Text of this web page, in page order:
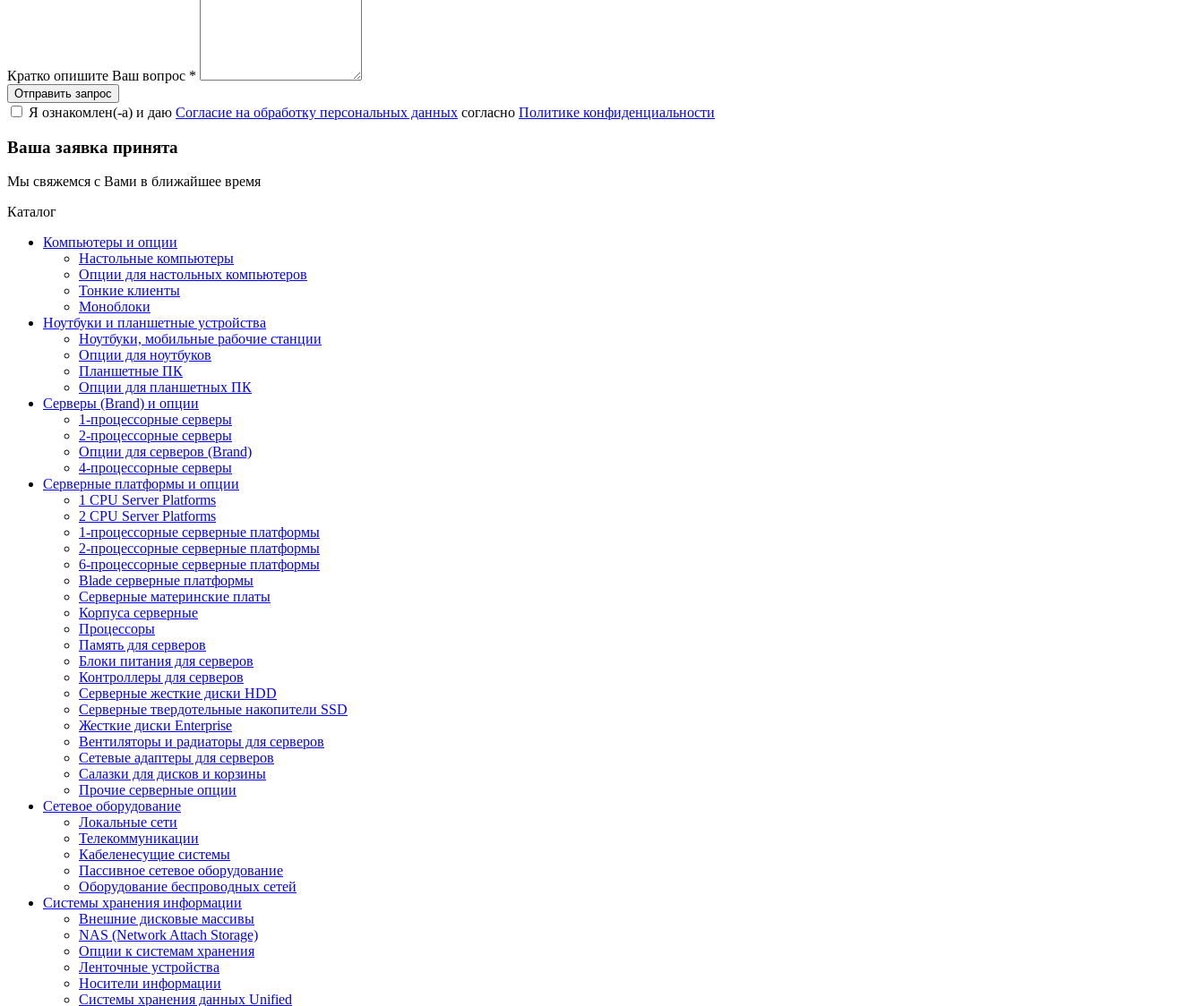
Кратко опишите Ваш вопрос *
Я ознакомлен(-а) и даю Согласие на обработку персональных данных согласно Политике конфиденциальности
Ваша заявка принята
Мы свяжемся с Вами в ближайшее время
Каталог
Компьютеры и опции
Настольные компьютеры
Опции для настольных компьютеров
Тонкие клиенты
Моноблоки
Ноутбуки и планшетные устройства
Ноутбуки, мобильные рабочие станции
Опции для ноутбуков
Планшетные ПК
Опции для планшетных ПК
Серверы (Brand) и опции
1-процессорные серверы
2-процессорные серверы
Опции для серверов (Brand)
4-процессорные серверы
Серверные платформы и опции
1 CPU Server Platforms
2 CPU Server Platforms
1-процессорные серверные платформы
2-процессорные серверные платформы
6-процессорные серверные платформы
Blade серверные платформы
Серверные материнские платы
Корпуса серверные
Процессоры
Память для серверов
Блоки питания для серверов
Контроллеры для серверов
Серверные жесткие диски HDD
Серверные твердотельные накопители SSD
Жесткие диски Enterprise
Вентиляторы и радиаторы для серверов
Сетевые адаптеры для серверов
Салазки для дисков и корзины
Прочие серверные опции
Сетевое оборудование
Локальные сети
Телекоммуникации
Кабеленесущие системы
Пассивное сетевое оборудование
Оборудование беспроводных сетей
Системы хранения информации
Внешние дисковые массивы
NAS (Network Attach Storage)
Опции к системам хранения
Ленточные устройства
Носители информации
Системы хранения данных Unified